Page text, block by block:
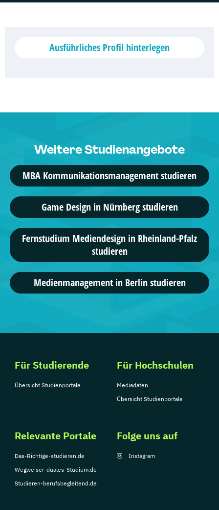
Online-Marketing, ...
4 Studiengänge
Haarlem Campus
BSc Creative Media ...
1 Studiengänge
Hochschule für angewandtes
Management
Medienpsychologie, ...
IU Fernstudium
Ausführliches Profil hinterlegen
Weitere Studienangebote
MBA Kommunikationsmanagement studieren
Game Design in Nürnberg studieren
Fernstudium Mediendesign in Rheinland-Pfalz
studieren
Medienmanagement in Berlin studieren
Für Studierende
Übersicht Studienportale
Für Hochschulen
Mediadaten
Übersicht Studienportale
Relevante Portale
Das-Richtige-studieren.de
Wegweiser-duales-Studium.de
Studieren-berufsbegleitend.de
Folge uns auf
Instagram